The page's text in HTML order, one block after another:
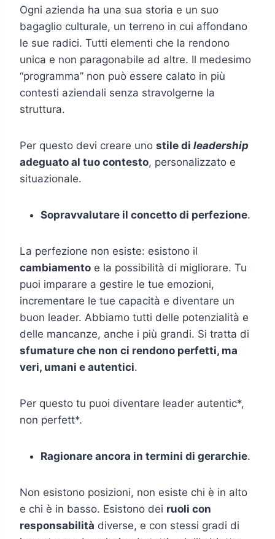
Ogni azienda ha una sua storia e un suo
bagaglio culturale, un terreno in cui affondano
le sue radici. Tutti elementi che la rendono
unica e non paragonabile ad altre. Il medesimo
“programma” non può essere calato in più
contesti aziendali senza stravolgerne la
struttura.
Per questo devi creare uno stile di leadership
adeguato al tuo contesto, personalizzato e
situazionale.
Sopravvalutare il concetto di perfezione.
La perfezione non esiste: esistono il
cambiamento e la possibilità di migliorare. Tu
puoi imparare a gestire le tue emozioni,
incrementare le tue capacità e diventare un
buon leader. Abbiamo tutti delle potenzialità e
delle mancanze, anche i più grandi. Si tratta di
sfumature che non ci rendono perfetti, ma
veri, umani e autentici.
Per questo tu puoi diventare leader autentic*,
non perfett*.
Ragionare ancora in termini di gerarchie.
Non esistono posizioni, non esiste chi è in alto
e chi è in basso. Esistono dei ruoli con
responsabilità diverse, e con stessi gradi di